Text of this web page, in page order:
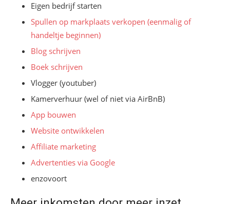
Eigen bedrijf starten
Spullen op markplaats verkopen (eenmalig of
handeltje beginnen)
Blog schrijven
Boek schrijven
Vlogger (youtuber)
Kamerverhuur (wel of niet via AirBnB)
App bouwen
Website ontwikkelen
Affiliate marketing
Advertenties via Google
enzovoort